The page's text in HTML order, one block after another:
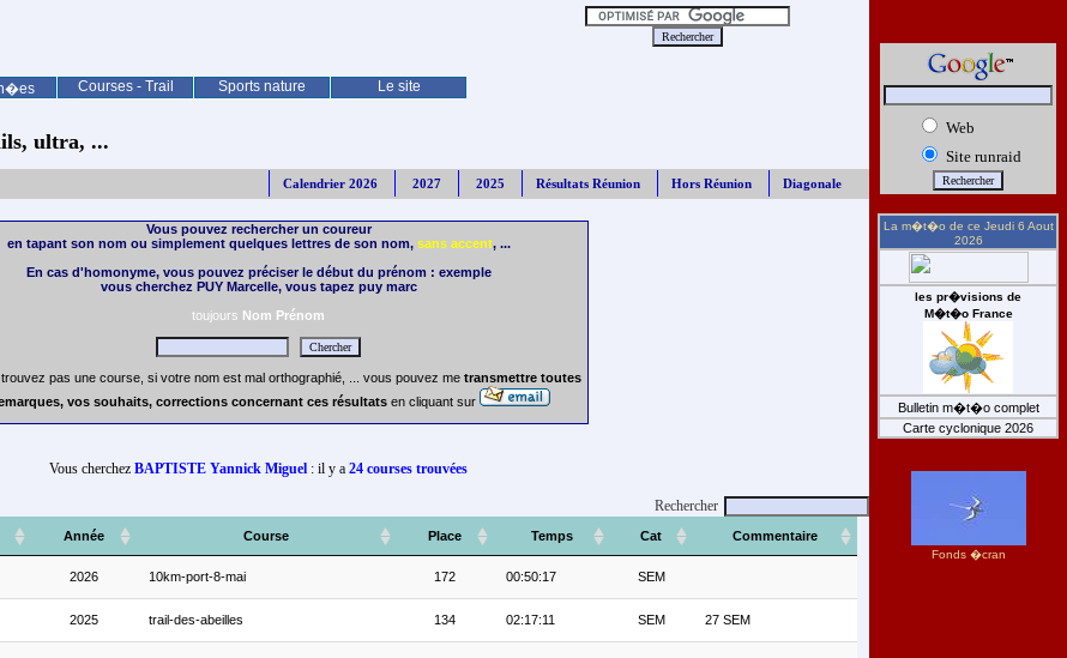
Courses - Trail Sports nature Le site
ultra, ...
Calendrier 2026 2027 2025 Résultats Réunion Hors Réunion Diagonale
Vous pouvez rechercher un coureur
en tapant son nom ou simplement quelques lettres de son nom, sans accent, ...
En cas d'homonyme, vous pouvez préciser le début du prénom : exemple
vous cherchez PUY Marcelle, vous tapez puy marc
toujours Nom Prénom
pas une course, si votre nom est mal orthographié, ... vous pouvez me transmettre toutes
vos souhaits, corrections concernant ces résultats en cliquant sur
Vous cherchez BAPTISTE Yannick Miguel : il y a 24 courses trouvées
Rechercher
Année Course Place Temps Cat Commentaire
2026 10km-port-8-mai 172 00:50:17 SEM
2025 trail-des-abeilles 134 02:17:11 SEM 27 SEM
Web
Site runraid
La m�t�o de ce Jeudi 6 Aout
2026
les pr�visions de
M�t�o France
Bulletin m�t�o complet
Carte cyclonique 2026
Fonds �cran